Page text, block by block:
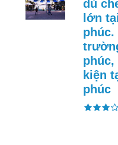
dù
lớn
phúc.
phúc,
kiện
phúc